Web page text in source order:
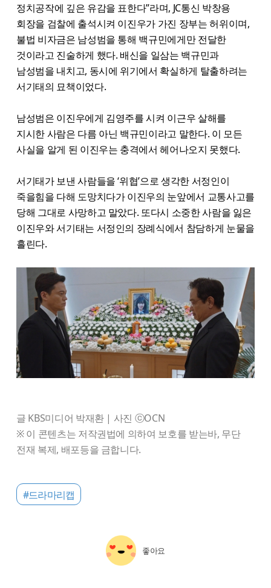
정치공작에 깊은 유감을 표한다”라며, JC통신 박창용
회장을 검찰에 출석시켜 이진우가 가진 장부는 허위이며,
불법 비자금은 남성범을 통해 백규민에게만 전달한
것이라고 진술하게 했다. 배신을 일삼는 백규민과
남성범을 내치고, 동시에 위기에서 확실하게 탈출하려는
서기태의 묘책이었다.
남성범은 이진우에게 김영주를 시켜 이근우 살해를
지시한 사람은 다름 아닌 백규민이라고 말한다. 이 모든
사실을 알게 된 이진우는 충격에서 헤어나오지 못했다.
서기태가 보낸 사람들을 ‘위협’으로 생각한 서정인이
죽을힘을 다해 도망치다가 이진우의 눈앞에서 교통사고를
당해 그대로 사망하고 말았다. 또다시 소중한 사람을 잃은
이진우와 서기태는 서정인의 장례식에서 참담하게 눈물을
흘린다.
글 KBS미디어 박재환 | 사진 ⓒOCN
※ 이 콘텐츠는 저작권법에 의하여 보호를 받는바, 무단
전재 복제, 배포등을 금합니다.
#드라마리캡
좋아요